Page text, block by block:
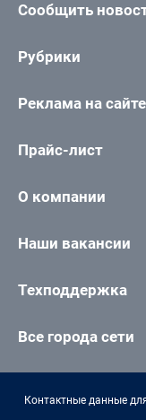
Сообщить
Рубрики
Реклама на сайте
Прайс-лист
О компании
Наши вакансии
Техподдержка
Все города сети
Контактные данные